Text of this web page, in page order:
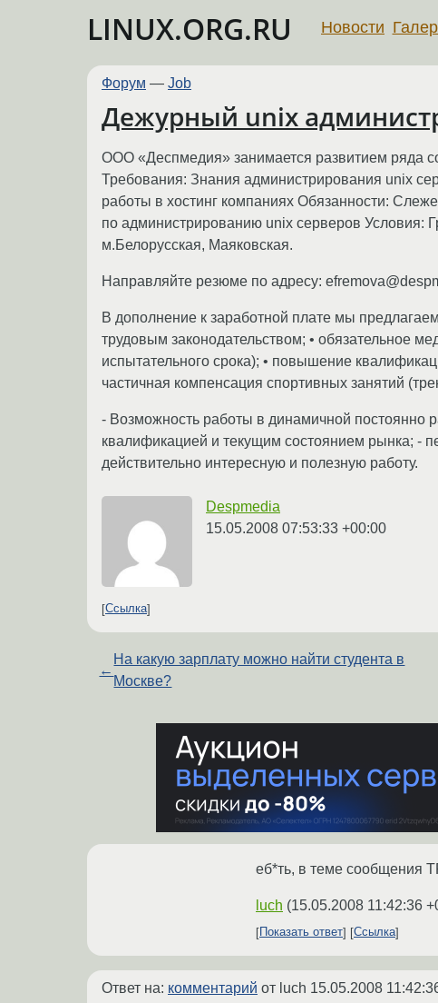
LINUX.ORG.RU Новости
Форум — Job
Дежурный unix
ООО «Деспмедия» занимается развитием ряда
Требования: Знания администрирования unix
работы в хостинг компаниях Обязанности:
по администрированию unix серверов Условия:
м.Белорусская, Маяковская.
Направляйте резюме по адресу:
В дополнение к заработной плате мы
трудовым законодательством; • обязательное
испытательного срока); • повышение
частичная компенсация спортивных занятий
- Возможность работы в динамичной постоянно
квалификацией и текущим состоянием рынка; -
действительно интересную и полезную работу.
Despmedia
15.05.2008 07:53:33 +00:00
Ссылка
←
На какую зарплату можно найти студента в
Москве?
еб*ть, в теме сообщения
luch (15.05.2008 11:42:36
Показать ответ Ссылка
Ответ на: комментарий от luch 15.05.2008